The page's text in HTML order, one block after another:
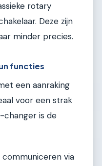
rotary
Deze zijn
minder precies.
functies
een aanraking
voor een strak
changer is de
communiceren via